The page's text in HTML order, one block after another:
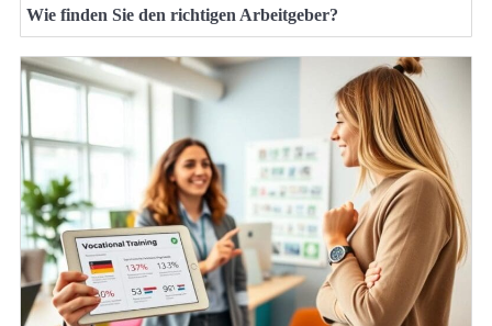
Wie finden Sie den richtigen Arbeitgeber?